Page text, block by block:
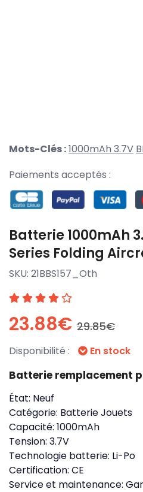
Mots-Clés :1000mAh 3.7V
Paiements acceptés :
Batterie 1000mAh
Series Folding
SKU: 21BBS157_Oth
23.88€ 29.85€
Disponibilité : En stock
Batterie remplacement
État: Neuf
Catégorie: Batterie Jouets
Capacité: 1000mAh
Tension: 3.7V
Technologie batterie: Li-Po
Certification: CE
Service et maintenance: